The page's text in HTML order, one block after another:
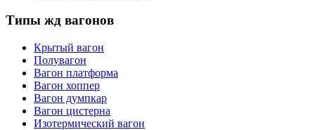
Типы жд вагонов
Крытый вагон
Полувагон
Вагон платформа
Вагон хоппер
Вагон думпкар
Вагон цистерна
Изотермический вагон